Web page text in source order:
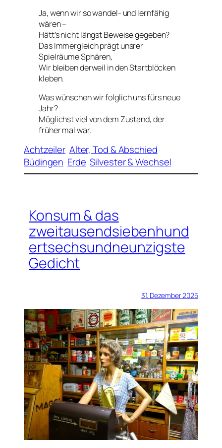
Ja, wenn wir so wandel- und lernfähig
wären –
Hätt’s nicht längst Beweise gegeben?
Das Immergleich prägt unsrer
Spielräume Sphären,
Wir bleiben derweil in den Startblöcken
kleben.
Was wünschen wir folglich uns fürs neue
Jahr?
Möglichst viel von dem Zustand, der
früher mal war.
Achtzeiler Alter, Tod & Abschied
Büdingen Erde Silvester & Wechsel
Konsum & das
zweitausendsiebenhund
ertsechsundneunzigste
Gedicht
31. Dezember 2025